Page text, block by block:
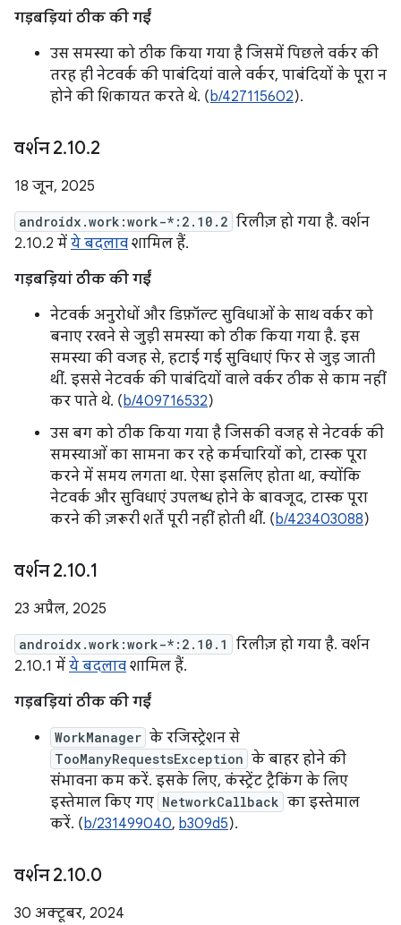
गड़बड़ियां ठीक की गईं
उस समस्या को ठीक किया गया है जिसमें पिछले वर्कर की
तरह ही नेटवर्क की पाबंदियां वाले वर्कर, पाबंदियों के पूरा न
होने की शिकायत करते थे. (b/427115602).
वर्शन 2.10.2
18 जून, 2025
androidx.work:work-*:2.10.2 रिलीज़ हो गया है. वर्शन
2.10.2 में ये बदलाव शामिल हैं.
गड़बड़ियां ठीक की गईं
नेटवर्क अनुरोधों और डिफ़ॉल्ट सुविधाओं के साथ वर्कर को
बनाए रखने से जुड़ी समस्या को ठीक किया गया है. इस
समस्या की वजह से, हटाई गई सुविधाएं फिर से जुड़ जाती
थीं. इससे नेटवर्क की पाबंदियों वाले वर्कर ठीक से काम नहीं
कर पाते थे. (b/409716532)
उस बग को ठीक किया गया है जिसकी वजह से नेटवर्क की
समस्याओं का सामना कर रहे कर्मचारियों को, टास्क पूरा
करने में समय लगता था. ऐसा इसलिए होता था, क्योंकि
नेटवर्क और सुविधाएं उपलब्ध होने के बावजूद, टास्क पूरा
करने की ज़रूरी शर्तें पूरी नहीं होती थीं. (b/423403088)
वर्शन 2.10.1
23 अप्रैल, 2025
androidx.work:work-*:2.10.1
रिलीज़ हो गया है. वर्शन
2.10.1 में ये बदलाव शामिल हैं.
गड़बड़ियां ठीक की गईं
WorkManager के रजिस्ट्रेशन से
TooManyRequestsException के बाहर होने की
संभावना कम करें. इसके लिए, कंस्ट्रेंट ट्रैकिंग के लिए
इस्तेमाल किए गए NetworkCallback का इस्तेमाल
करें. (b/231499040, b309d5).
वर्शन 2.10.0
30 अक्टूबर, 2024